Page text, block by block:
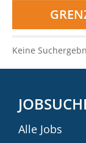
Keine
Alle Jobs